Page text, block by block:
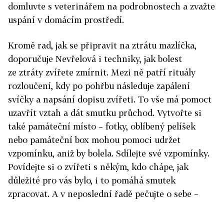
domluvte s veterinářem na podrobnostech a zvažte
uspání v domácím prostředí.
Kromě rad, jak se připravit na ztrátu mazlíčka,
doporučuje Nevřelová i techniky, jak bolest
ze ztráty zvířete zmírnit. Mezi ně patří rituály
rozloučení, kdy po pohřbu následuje zapálení
svíčky a napsání dopisu zvířeti. To vše má pomoct
uzavřít vztah a dát smutku průchod. Vytvořte si
také památeční místo – fotky, oblíbený pelíšek
nebo památeční box mohou pomoci udržet
vzpomínku, aniž by bolela. Sdílejte své vzpomínky.
Povídejte si o zvířeti s někým, kdo chápe, jak
důležité pro vás bylo, i to pomáhá smutek
zpracovat. A v neposlední řadě pečujte o sebe –